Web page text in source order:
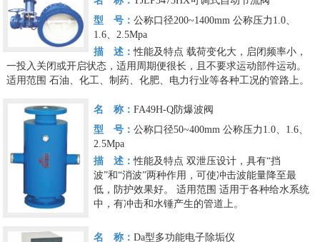
型 号：公称口径200~1400mm 公称压力1.0、
1.6、2.5Mpa
描 述：性能及特点载荷变化大，启闭频率小，
一投入关闭或开启状态，适用周期便很长，且不要求运动部件运动。
适用范围石油、化工、制药、化肥、电力行业等各种工况的管路上。
名 称：FA49H-Q防爆波阀
型 号：公称口径50~400mm 公称压力1.0、1.6、
2.5Mpa
描 述：性能及特点双泄压设计，具有“挡
波”和“消波”两种作用，可使冲击波能量降至最
低，防护效果好。适用范围适用于各种给水系统
中，有冲击和水锤产生的管道上。
名 称：Da型多功能电子除垢仪